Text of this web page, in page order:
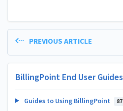
PREVIOUS ARTICLE
BillingPoint End User Guides
Guides to Using BillingPoint 87